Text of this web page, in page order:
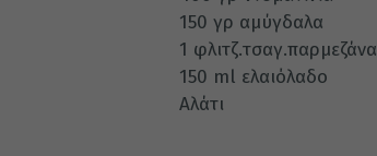
150 γρ αμύγδαλα
1 φλιτζ.τσαγ.παρμεζάνα
150 ml ελαιόλαδο
Αλάτι